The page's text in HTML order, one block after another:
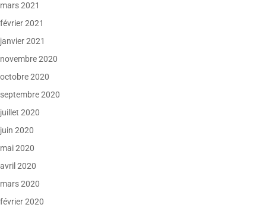
mars 2021
février 2021
janvier 2021
novembre 2020
octobre 2020
septembre 2020
juillet 2020
juin 2020
mai 2020
avril 2020
mars 2020
février 2020